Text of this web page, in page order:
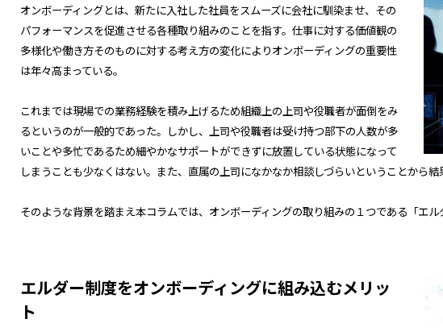
オンボーディングとは、新たに入社した社員をスムーズに会社に馴染ませ、その
パフォーマンスを促進させる各種取り組みのことを指す。仕事に対する価値観の
多様化や働き方そのものに対する考え方の変化によりオンボーディングの重要性
は年々高まっている。
これまでは現場での業務経験を積み上げるため組織上の上司や役職者が面倒をみ
るというのが一般的であった。しかし、上司や役職者は受け持つ部下の人数が多
いことや多忙であるため細やかなサポートができずに放置している状態になって
しまうことも少なくはない。また、直属の上司になかなか相談しづらいということから
そのような背景を踏まえ本コラムでは、オンボーディングの取り組みの１つである「エル
エルダー制度をオンボーディングに組み込むメリッ
ト